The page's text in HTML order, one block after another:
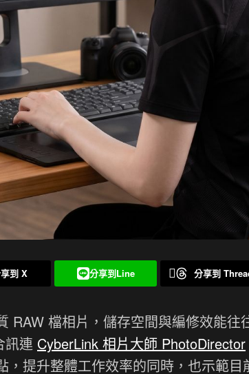
到 X 分享到Line 分享到
RAW 檔相片，儲存空間與編修效能往
訊連 CyberLink 相片大師 PhotoDirector
，提升整體工作效率的同時，也示範目